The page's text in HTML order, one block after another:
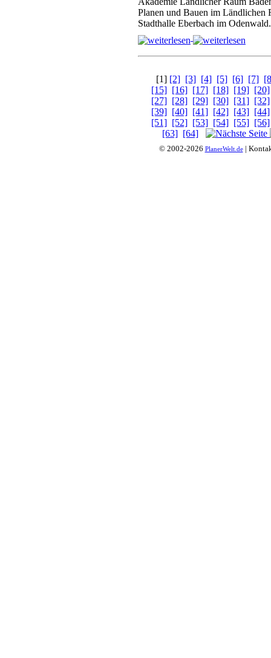
Planen und Bauen im Ländlichen
Stadthalle Eberbach im
[1] [2] [3] [4] [5] [6] [7]
[15] [16] [17] [18] [19] [20]
[27] [28] [29] [30] [31] [32]
[39] [40] [41] [42] [43] [44]
[51] [52] [53] [54] [55] [56]
[63] [64]
© 2002-2026 PlanerWelt.de|